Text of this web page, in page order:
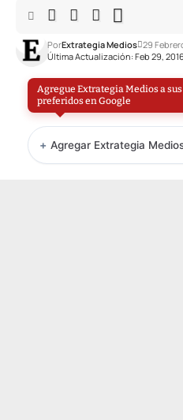
Última Actualización: Feb 29,
PorExtrategia Medios 29
Agregue Extrategia Medios a
preferidos en Google
+ Agregar Extrategia